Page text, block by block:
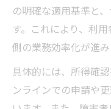
の明確な適用基準と
す。これにより、利
側の業務効率化が進み
具体的には、所得確
ンラインでの申請や